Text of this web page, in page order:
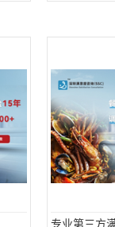
专业第三方